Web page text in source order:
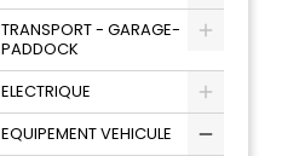
TRANSPORT - GARAGE-
PADDOCK
ELECTRIQUE
EQUIPEMENT VEHICULE